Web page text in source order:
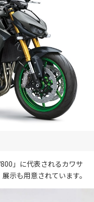
」に代表されるカワサ
示も用意されています。